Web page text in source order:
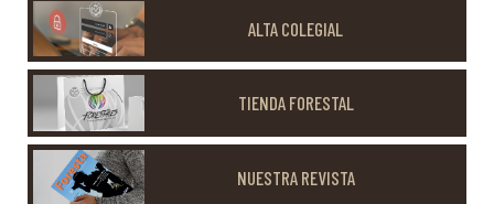
ALTA COLEGIAL
TIENDA FORESTAL
NUESTRA REVISTA